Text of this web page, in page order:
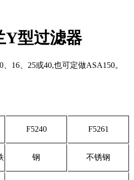
Y型过滤器
16 25或40,也可定做ASA150。
F5240 F5261
钢 不锈钢